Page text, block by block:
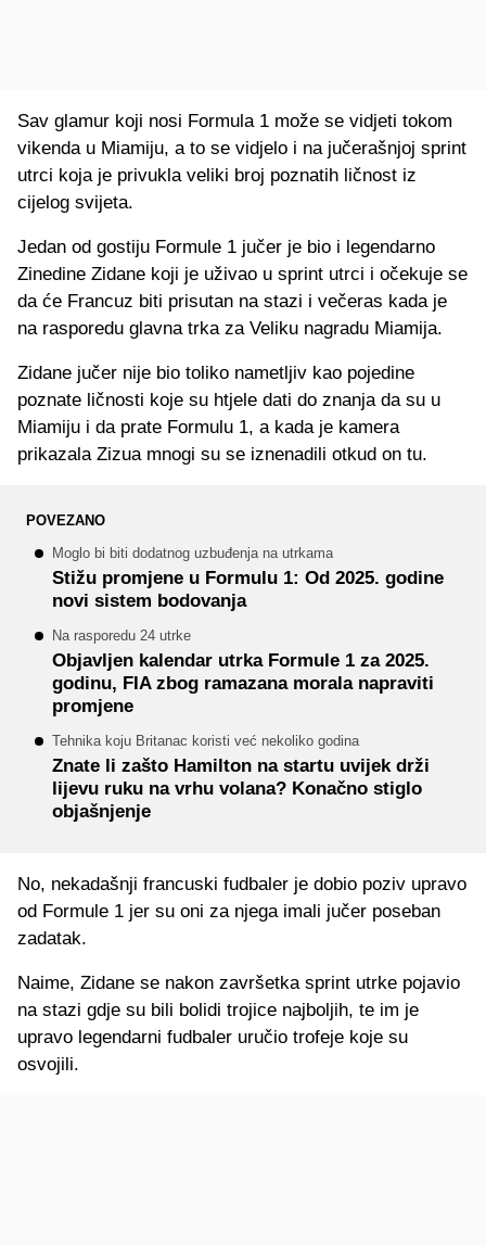
Sav glamur koji nosi Formula 1 može se vidjeti tokom
vikenda u Miamiju, a to se vidjelo i na jučerašnjoj sprint
utrci koja je privukla veliki broj poznatih ličnost iz
cijelog svijeta.
Jedan od gostiju Formule 1 jučer je bio i legendarno
Zinedine Zidane koji je uživao u sprint utrci i očekuje se
da će Francuz biti prisutan na stazi i večeras kada je
na rasporedu glavna trka za Veliku nagradu Miamija.
Zidane jučer nije bio toliko nametljiv kao pojedine
poznate ličnosti koje su htjele dati do znanja da su u
Miamiju i da prate Formulu 1, a kada je kamera
prikazala Zizua mnogi su se iznenadili otkud on tu.
POVEZANO
Moglo bi biti dodatnog uzbuđenja na utrkama
Stižu promjene u Formulu 1: Od 2025. godine
novi sistem bodovanja
Na rasporedu 24 utrke
Objavljen kalendar utrka Formule 1 za 2025.
godinu, FIA zbog ramazana morala napraviti
promjene
Tehnika koju Britanac koristi već nekoliko godina
Znate li zašto Hamilton na startu uvijek drži
lijevu ruku na vrhu volana? Konačno stiglo
objašnjenje
No, nekadašnji francuski fudbaler je dobio poziv upravo
od Formule 1 jer su oni za njega imali jučer poseban
zadatak.
Naime, Zidane se nakon završetka sprint utrke pojavio
na stazi gdje su bili bolidi trojice najboljih, te im je
upravo legendarni fudbaler uručio trofeje koje su
osvojili.